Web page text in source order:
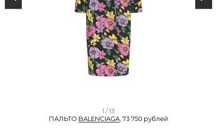
1 / 13
ПАЛЬТО BALENCIAGA , 73 750 рублей